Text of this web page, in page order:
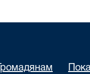
Громадянам